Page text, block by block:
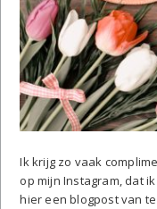
Ik krijg zo vaak
op mijn Instagram, dat
hier een blogpost van